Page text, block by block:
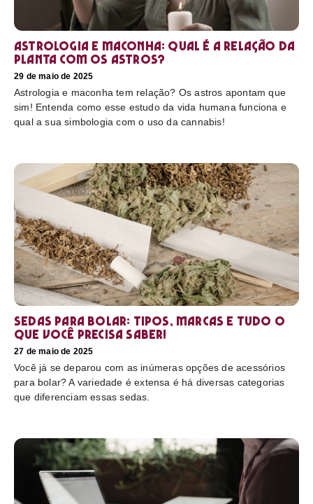
Astrologia e maconha: Qual é a relação da
planta com os astros?
29 de maio de 2025
Astrologia e maconha tem relação? Os astros apontam que
sim! Entenda como esse estudo da vida humana funciona e
qual a sua simbologia com o uso da cannabis!
Sedas para bolar: tipos, marcas e tudo o
que você precisa saber!
27 de maio de 2025
Você já se deparou com as inúmeras opções de acessórios
para bolar? A variedade é extensa é há diversas categorias
que diferenciam essas sedas.